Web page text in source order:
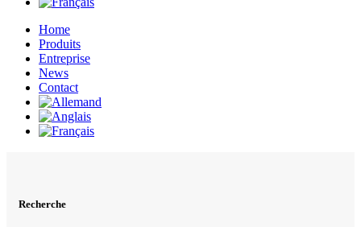
Home
Produits
Entreprise
News
Contact
Recherche